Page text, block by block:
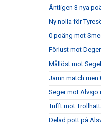
Äntligen 3 nya
Ny nolla för
0 poäng mot
Förlust mot
Mållöst mot
Jämn match men
Seger mot Älvsjö
Tufft mot
Delad pott på